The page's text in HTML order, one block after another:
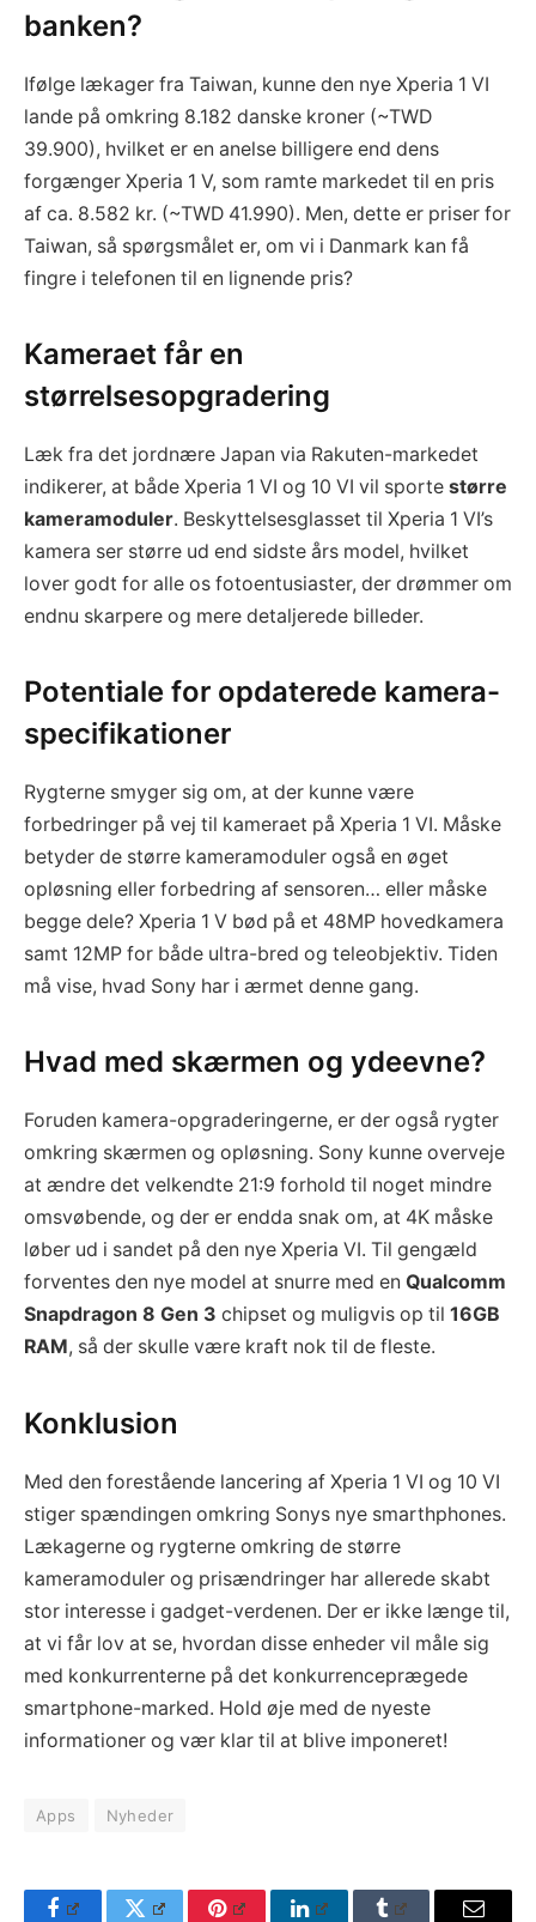
banken?
Ifølge lækager fra Taiwan, kunne den nye Xperia 1 VI
lande på omkring 8.182 danske kroner (~TWD
39.900), hvilket er en anelse billigere end dens
forgænger Xperia 1 V, som ramte markedet til en pris
af ca. 8.582 kr. (~TWD 41.990). Men, dette er priser for
Taiwan, så spørgsmålet er, om vi i Danmark kan få
fingre i telefonen til en lignende pris?
Kameraet får en
størrelsesopgradering
Læk fra det jordnære Japan via Rakuten-markedet
indikerer, at både Xperia 1 VI og 10 VI vil sporte større
kameramoduler. Beskyttelsesglasset til Xperia 1 VI’s
kamera ser større ud end sidste års model, hvilket
lover godt for alle os fotoentusiaster, der drømmer om
endnu skarpere og mere detaljerede billeder.
Potentiale for opdaterede kamera-
specifikationer
Rygterne smyger sig om, at der kunne være
forbedringer på vej til kameraet på Xperia 1 VI. Måske
betyder de større kameramoduler også en øget
opløsning eller forbedring af sensoren… eller måske
begge dele? Xperia 1 V bød på et 48MP hovedkamera
samt 12MP for både ultra-bred og teleobjektiv. Tiden
må vise, hvad Sony har i ærmet denne gang.
Hvad med skærmen og ydeevne?
Foruden kamera-opgraderingerne, er der også rygter
omkring skærmen og opløsning. Sony kunne overveje
at ændre det velkendte 21:9 forhold til noget mindre
omsvøbende, og der er endda snak om, at 4K måske
løber ud i sandet på den nye Xperia VI. Til gengæld
forventes den nye model at snurre med en Qualcomm
Snapdragon 8 Gen 3 chipset og muligvis op til 16GB
RAM, så der skulle være kraft nok til de fleste.
Konklusion
Med den forestående lancering af Xperia 1 VI og 10 VI
stiger spændingen omkring Sonys nye smarthphones.
Lækagerne og rygterne omkring de større
kameramoduler og prisændringer har allerede skabt
stor interesse i gadget-verdenen. Der er ikke længe til,
at vi får lov at se, hvordan disse enheder vil måle sig
med konkurrenterne på det konkurrenceprægede
smartphone-marked. Hold øje med de nyeste
informationer og vær klar til at blive imponeret!
Apps Nyheder